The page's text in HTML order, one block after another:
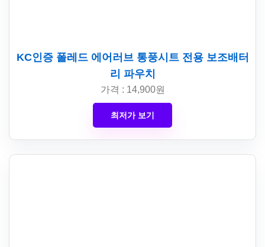
KC인증 폴레드 에어러브 통풍시트 전용 보조배터
리 파우치
가격 : 14,900원
최저가 보기